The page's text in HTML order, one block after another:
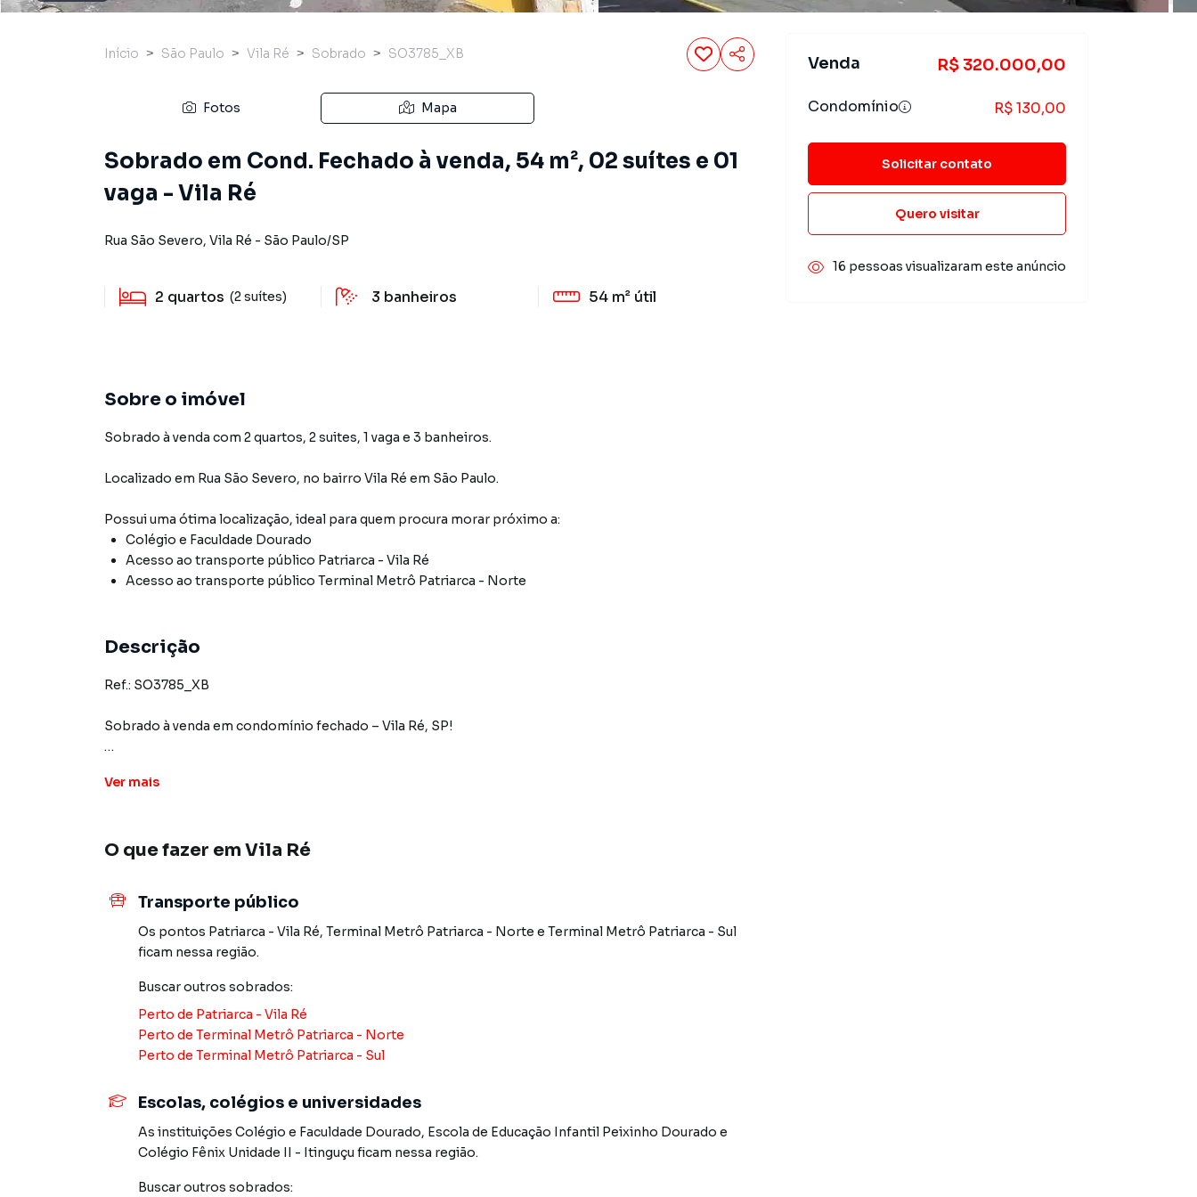
Início São Paulo Vila Ré Sobrado SO3785_XB
Fotos Mapa
Sobrado em Cond. Fechado à venda, 54 m², 02 suítes e 01
vaga - Vila Ré
Rua São Severo, Vila Ré - São Paulo/SP
2 quartos (2 suítes) 3 banheiros 54 m² útil
Sobre o imóvel
Sobrado à venda com 2 quartos, 2 suites, 1 vaga e 3 banheiros.
Localizado em Rua São Severo, no bairro Vila Ré em São Paulo.
Possui uma ótima localização, ideal para quem procura morar próximo a:
Colégio e Faculdade Dourado
Acesso ao transporte público Patriarca - Vila Ré
Acesso ao transporte público Terminal Metrô Patriarca - Norte
Descrição
Ref.: SO3785_XB
Sobrado à venda em condomínio fechado – Vila Ré, SP!
Lavabo no térreo 🚻
2 dormitórios, sendo 2 suítes 🛏️🛁
1 vaga de garagem 🚗
Rua São Severo, 713 – Vila Ré, São Paulo
Localização privilegiada, próximo a:
UNIP EAD – Polo Vila Ré
Colégio Futuro (Objetivo)
EMEF Amadeu Amaral
Colégio Inovação – Unidade I
Estácio EAD – Vila Ré
Aceita financiamento bancário
Ver mais
O que fazer em Vila Ré
Transporte público
Os pontos Patriarca - Vila Ré, Terminal Metrô Patriarca - Norte e Terminal Metrô Patriarca - Sul
ficam nessa região.
Buscar outros sobrados:
Perto de Patriarca - Vila Ré
Perto de Terminal Metrô Patriarca - Norte
Perto de Terminal Metrô Patriarca - Sul
Escolas, colégios e universidades
As instituições Colégio e Faculdade Dourado, Escola de Educação Infantil Peixinho Dourado e
Colégio Fênix Unidade II - Itinguçu ficam nessa região.
Buscar outros sobrados:
Venda R$ 320.000,00
Condomínio R$ 130,00
Solicitar contato
Quero visitar
16 pessoas visualizaram este anúncio